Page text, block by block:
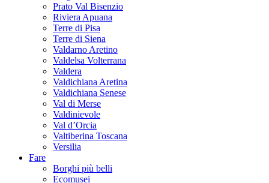
Prato Val Bisenzio
Riviera Apuana
Terre di Pisa
Terre di Siena
Valdarno Aretino
Valdelsa Volterrana
Valdera
Valdichiana Aretina
Valdichiana Senese
Val di Merse
Valdinievole
Val d’Orcia
Valtiberina Toscana
Versilia
Fare
Borghi più belli
Ecomusei